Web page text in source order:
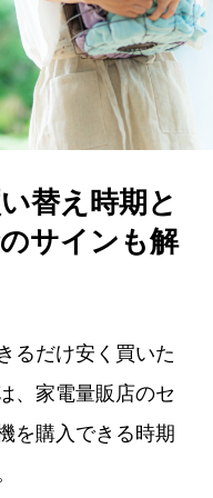
替え時期と
サインも解
るだけ安く買いた
、家電量販店のセ
を購入できる時期